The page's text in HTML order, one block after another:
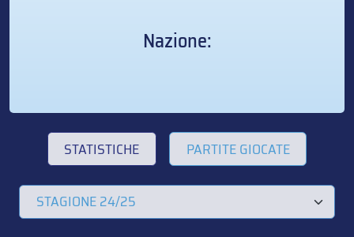
Nazione:
STATISTICHE PARTITE GIOCATE